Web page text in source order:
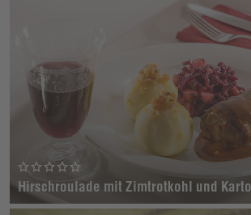
Hirschroulade mit Zimtrotkohl und